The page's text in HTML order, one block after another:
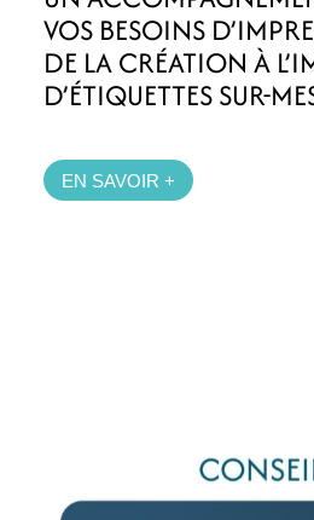
VOS BESOINS
DE LA CRÉATION À
D’ÉTIQUETTES SUR-
EN SAVOIR +